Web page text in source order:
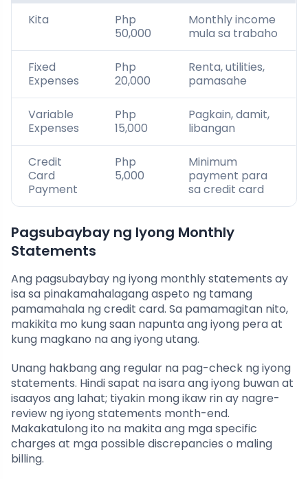
Kita
Php
50,000
Monthly income
mula sa trabaho
Fixed
Expenses
Php
20,000
Renta, utilities,
pamasahe
Variable
Expenses
Php
15,000
Pagkain, damit,
libangan
Credit
Card
Payment
Php
5,000
Minimum
payment para
sa credit card
Pagsubaybay ng Iyong Monthly
Statements
Ang pagsubaybay ng iyong monthly statements ay
isa sa pinakamahalagang aspeto ng tamang
pamamahala ng credit card. Sa pamamagitan nito,
makikita mo kung saan napunta ang iyong pera at
kung magkano na ang iyong utang.
Unang hakbang ang regular na pag-check ng iyong
statements. Hindi sapat na isara ang iyong buwan at
isaayos ang lahat; tiyakin mong ikaw rin ay nagre-
review ng iyong statements month-end.
Makakatulong ito na makita ang mga specific
charges at mga possible discrepancies o maling
billing.